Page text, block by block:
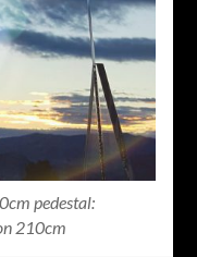
pedestal:
210cm